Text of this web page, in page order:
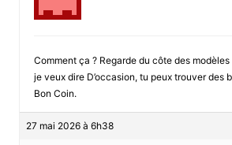
Comment ça ? Regarde du côte des modèles
je veux dire D’occasion, tu peux trouver des
Bon Coin.
27 mai 2026 à 6h38